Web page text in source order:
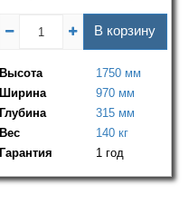
В корзину
Высота
1750 мм
Ширина
970 мм
Глубина
315 мм
Вес
140 кг
Гарантия
1 год